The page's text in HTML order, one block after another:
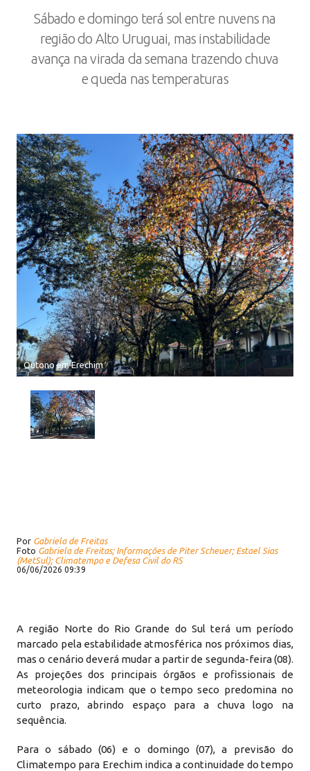
Sábado e domingo terá sol entre nuvens na
região do Alto Uruguai, mas instabilidade
avança na virada da semana trazendo chuva
e queda nas temperaturas
Outono em Erechim
Por Gabriela de Freitas
Foto Gabriela de Freitas; Informações de Piter Scheuer; Estael Sias
(MetSul); Climatempo e Defesa Civil do RS
06/06/2026 09:39
A região Norte do Rio Grande do Sul terá um período
marcado pela estabilidade atmosférica nos próximos dias,
mas o cenário deverá mudar a partir de segunda-feira (08).
As projeções dos principais órgãos e profissionais de
meteorologia indicam que o tempo seco predomina no
curto prazo, abrindo espaço para a chuva logo na
sequência.
Para o sábado (06) e o domingo (07), a previsão do
Climatempo para Erechim indica a continuidade do tempo